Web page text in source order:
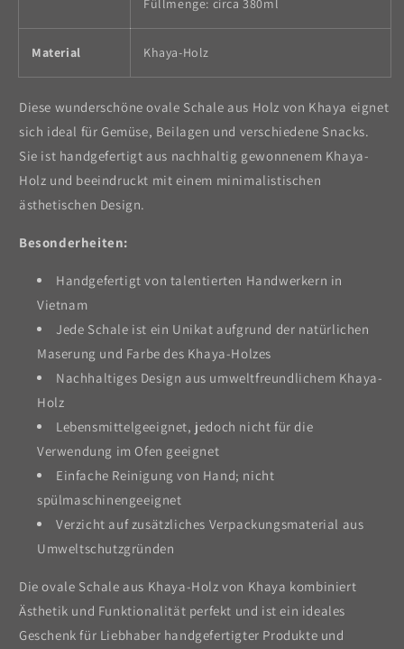
Material Khaya-Holz
Diese wunderschöne ovale Schale aus Holz von Khaya eignet
sich ideal für Gemüse, Beilagen und verschiedene Snacks.
Sie ist handgefertigt aus nachhaltig gewonnenem Khaya-
Holz und beeindruckt mit einem minimalistischen
ästhetischen Design.
Besonderheiten:
Handgefertigt von talentierten Handwerkern in
Vietnam
Jede Schale ist ein Unikat aufgrund der natürlichen
Maserung und Farbe des Khaya-Holzes
Nachhaltiges Design aus umweltfreundlichem Khaya-
Holz
Lebensmittelgeeignet, jedoch nicht für die
Verwendung im Ofen geeignet
Einfache Reinigung von Hand; nicht
spülmaschinengeeignet
Verzicht auf zusätzliches Verpackungsmaterial aus
Umweltschutzgründen
Die ovale Schale aus Khaya-Holz von Khaya kombiniert
Ästhetik und Funktionalität perfekt und ist ein ideales
Geschenk für Liebhaber handgefertigter Produkte und